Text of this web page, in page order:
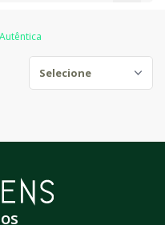
Autêntica